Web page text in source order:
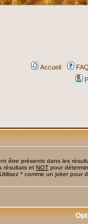
Accueil
être présents dans les
résultats et NOT pour
* comme un joker pour